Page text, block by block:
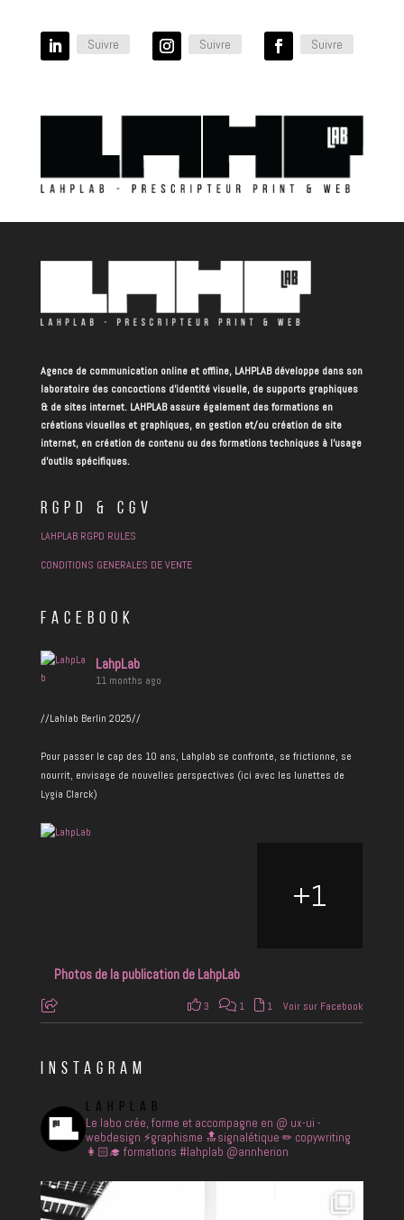
Suivre Suivre Suivre
Agence de communication online et offline, LAHPLAB développe dans son
laboratoire des concoctions d’identité visuelle, de supports graphiques
& de sites internet. LAHPLAB assure également des formations en
créations visuelles et graphiques, en gestion et/ou création de site
internet, en création de contenu ou des formations techniques à l’usage
d’outils spécifiques.
RGPD & CGV
LAHPLAB RGPD RULES
CONDITIONS GENERALES DE VENTE
FACEBOOK
LahpLab
11 months ago
//Lahlab Berlin 2025//
Pour passer le cap des 10 ans, Lahplab se confronte, se frictionne, se
nourrit, envisage de nouvelles perspectives (ici avec les lunettes de
Lygia Clarck)
+1
Photos de la publication de LahpLab
3 1 1 Voir sur Facebook
INSTAGRAM
LAHPLAB
Le labo crée, forme et accompagne en @ ux-ui -
webdesign ⚡️graphisme 🔝signalétique ✏ copywriting
👩🏻‍🎓 formations #lahplab @annherion